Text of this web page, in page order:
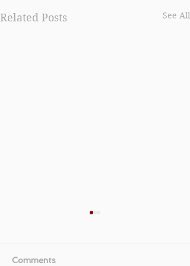
Related Posts See All
Comments